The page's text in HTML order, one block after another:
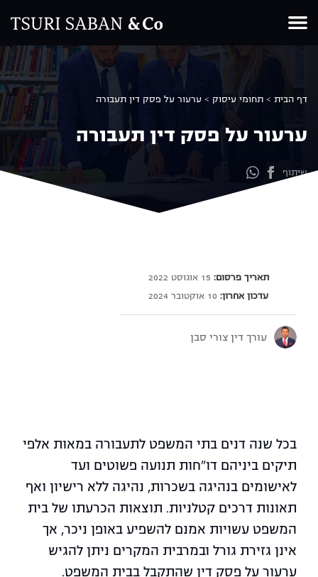
דף הבית > תחומי עיסוק > ערעור על פסק דין תעבורה
ערעור על פסק דין תעבורה
שיתוף
תאריך פרסום:
עדכון אחרון:10 אוקטובר 2024
עורך דין צורי סבן
בכל שנה דנים בתי המשפט לתעבורה במאות אלפי
תיקים ביניהם דו"חות תנועה פשוטים ועד
לאישומים בנהיגה בשכרות, נהיגה ללא רישיון ואף
תאונות דרכים קטלניות. תוצאות הכרעתו של בית
המשפט עשויות אמנם להשפיע באופן ניכר, אך
אינן גזירת גורל ובמרבית המקרים ניתן להגיש
ערעור על פסק דין שהתקבל בבית המשפט.